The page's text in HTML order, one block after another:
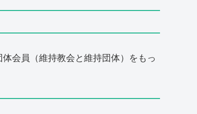
会員（維持教会と維持団体）をもっ